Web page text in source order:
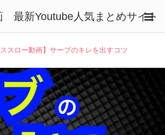
最新Youtube人気まとめサイト
ススロー動画】サーブのキレを出すコツ